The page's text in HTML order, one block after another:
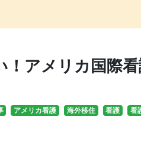
アメリカ国際
アメリカ看護 海外移住 看護
看